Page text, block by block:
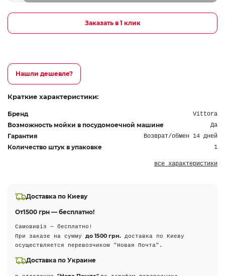
Заказать в 1 клик
Нашли дешевле?
Краткие характеристики:
Бренд Vittora
Возможность мойки в посудомоечной машине Да
Гарантия Возврат/обмен 14 дней
Количество штук в упаковке 1
все характеристики
Доставка по Киеву
От1500 грн — бесплатно!
Самовивіз — бесплатно!
При заказе на сумму до 1500 грн. доставка по Киеву
осуществляется перевозчиком "Новая Почта".
Доставка по Украине